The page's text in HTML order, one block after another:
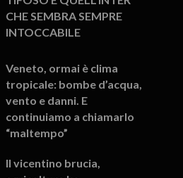
CHE SEMBRA SEMPRE
INTOCCABILE
Veneto, ormai è clima
tropicale: bombe d’acqua,
vento e danni. E
continuiamo a chiamarlo
“maltempo”
Il vicentino brucia,